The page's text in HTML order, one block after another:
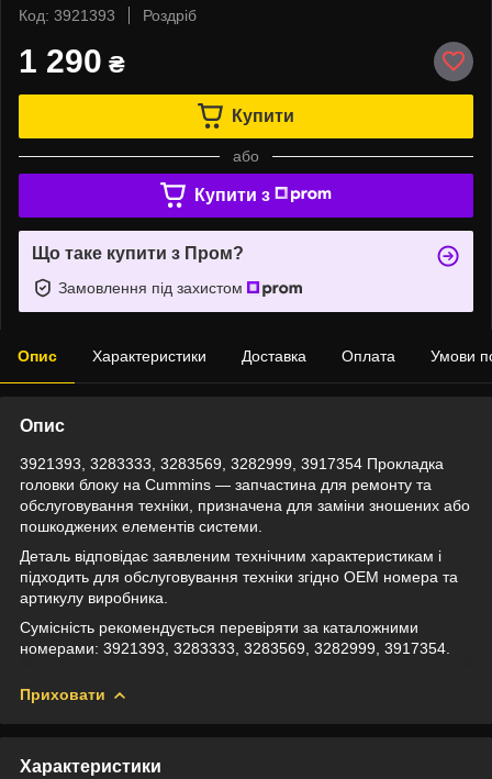
Код: 3921393
Роздріб
1 290 ₴
Купити
або
Купити з
Що таке купити з Пром?
Замовлення під захистом
Опис Характеристики Доставка Оплата Умови
Опис
3921393, 3283333, 3283569, 3282999, 3917354 Прокладка
головки блоку на Cummins — запчастина для ремонту та
обслуговування техніки, призначена для заміни зношених або
пошкоджених елементів системи.
Деталь відповідає заявленим технічним характеристикам і
підходить для обслуговування техніки згідно OEM номера та
артикулу виробника.
Сумісність рекомендується перевіряти за каталожними
номерами: 3921393, 3283333, 3283569, 3282999, 3917354.
Приховати
Характеристики